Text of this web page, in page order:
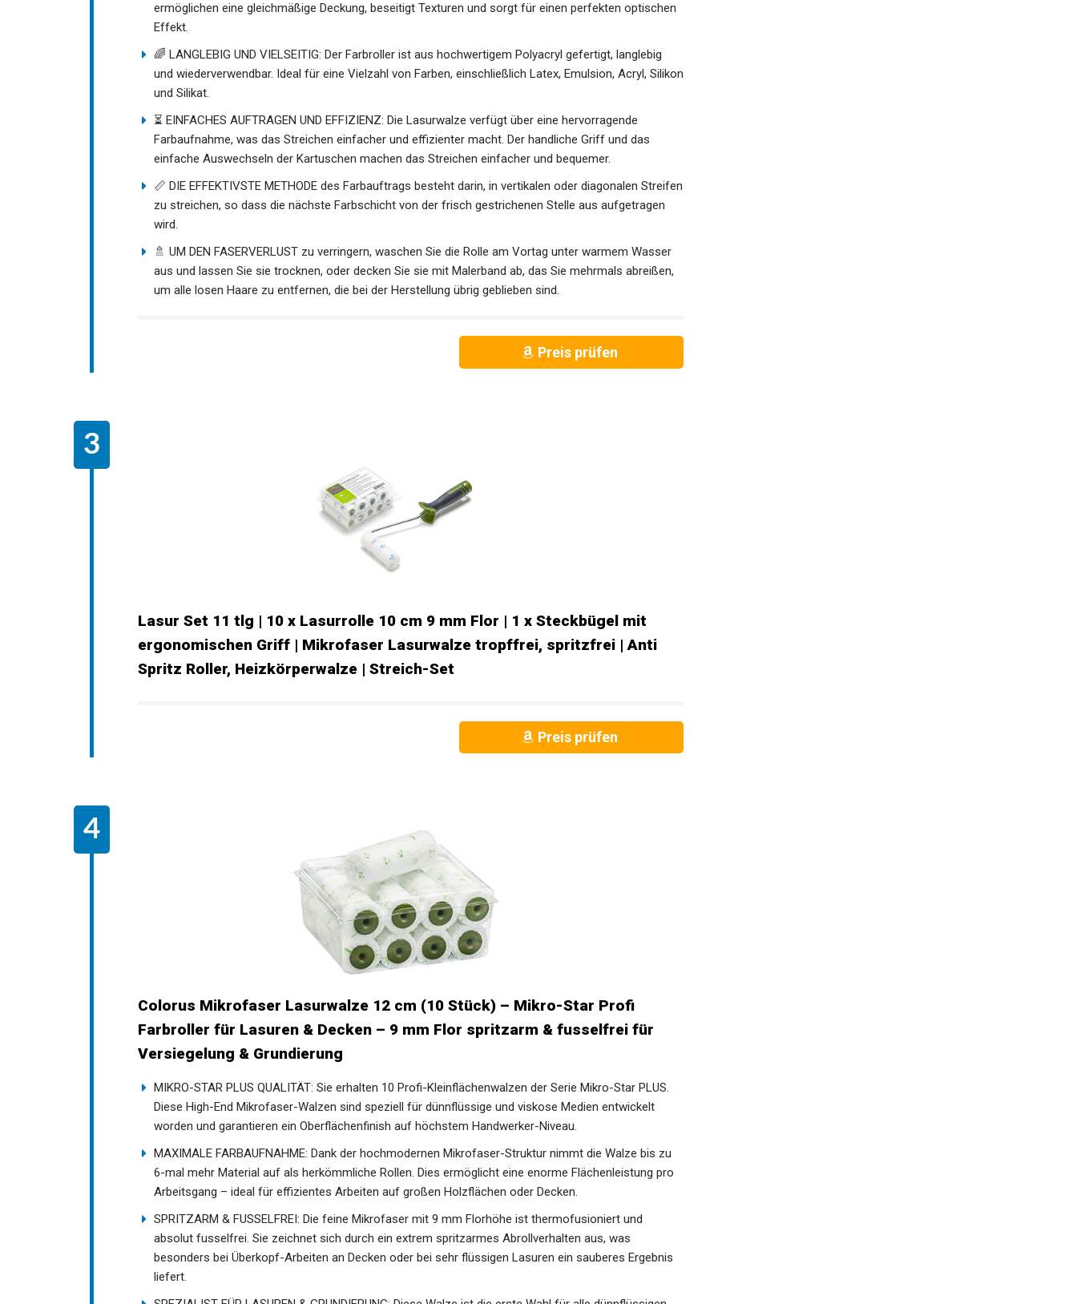
ermöglichen eine gleichmäßige Deckung, beseitigt Texturen und sorgt für einen perfekten optischen
Effekt.
🌈 LANGLEBIG UND VIELSEITIG: Der Farbroller ist aus hochwertigem Polyacryl gefertigt, langlebig
und wiederverwendbar. Ideal für eine Vielzahl von Farben, einschließlich Latex, Emulsion, Acryl, Silikon
und Silikat.
⏳ EINFACHES AUFTRAGEN UND EFFIZIENZ: Die Lasurwalze verfügt über eine hervorragende
Farbaufnahme, was das Streichen einfacher und effizienter macht. Der handliche Griff und das
einfache Auswechseln der Kartuschen machen das Streichen einfacher und bequemer.
📏 DIE EFFEKTIVSTE METHODE des Farbauftrags besteht darin, in vertikalen oder diagonalen Streifen
zu streichen, so dass die nächste Farbschicht von der frisch gestrichenen Stelle aus aufgetragen
wird.
🚿 UM DEN FASERVERLUST zu verringern, waschen Sie die Rolle am Vortag unter warmem Wasser
aus und lassen Sie sie trocknen, oder decken Sie sie mit Malerband ab, das Sie mehrmals abreißen,
um alle losen Haare zu entfernen, die bei der Herstellung übrig geblieben sind.
Preis prüfen
Lasur Set 11 tlg | 10 x Lasurrolle 10 cm 9 mm Flor | 1 x Steckbügel mit
ergonomischen Griff | Mikrofaser Lasurwalze tropffrei, spritzfrei | Anti
Spritz Roller, Heizkörperwalze | Streich-Set
Preis prüfen
Colorus Mikrofaser Lasurwalze 12 cm (10 Stück) – Mikro-Star Profi
Farbroller für Lasuren & Decken – 9 mm Flor spritzarm & fusselfrei für
Versiegelung & Grundierung
MIKRO-STAR PLUS QUALITÄT: Sie erhalten 10 Profi-Kleinflächenwalzen der Serie Mikro-Star PLUS.
Diese High-End Mikrofaser-Walzen sind speziell für dünnflüssige und viskose Medien entwickelt
worden und garantieren ein Oberflächenfinish auf höchstem Handwerker-Niveau.
MAXIMALE FARBAUFNAHME: Dank der hochmodernen Mikrofaser-Struktur nimmt die Walze bis zu
6-mal mehr Material auf als herkömmliche Rollen. Dies ermöglicht eine enorme Flächenleistung pro
Arbeitsgang – ideal für effizientes Arbeiten auf großen Holzflächen oder Decken.
SPRITZARM & FUSSELFREI: Die feine Mikrofaser mit 9 mm Florhöhe ist thermofusioniert und
absolut fusselfrei. Sie zeichnet sich durch ein extrem spritzarmes Abrollverhalten aus, was
besonders bei Überkopf-Arbeiten an Decken oder bei sehr flüssigen Lasuren ein sauberes Ergebnis
liefert.